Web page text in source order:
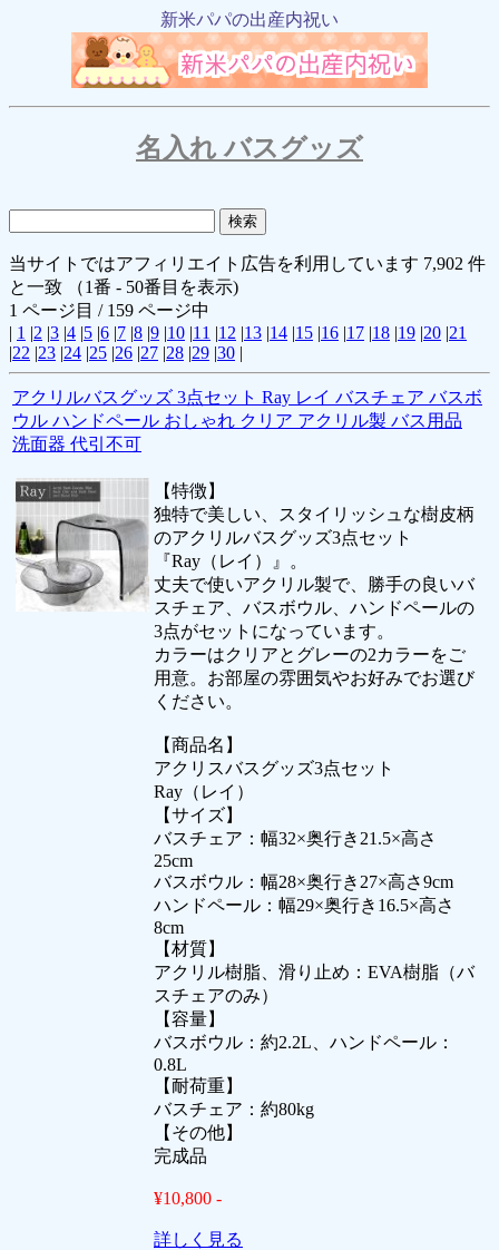
新米パパの出産内祝い
名入れ バスグッズ
当サイトではアフィリエイト広告を利用しています 7,902 件
と一致 （1番 - 50番目を表示)
1 ページ目 / 159 ページ中
| 1 |2 |3 |4 |5 |6 |7 |8 |9 |10 |11 |12 |13 |14 |15 |16 |17 |18 |19 |20 |21
|22 |23 |24 |25 |26 |27 |28 |29 |30 |
アクリルバスグッズ 3点セット Ray レイ バスチェア バスボ
ウル ハンドペール おしゃれ クリア アクリル製 バス用品
洗面器 代引不可
【特徴】
独特で美しい、スタイリッシュな樹皮柄
のアクリルバスグッズ3点セット
『Ray（レイ）』。
丈夫で使いアクリル製で、勝手の良いバ
スチェア、バスボウル、ハンドペールの
3点がセットになっています。
カラーはクリアとグレーの2カラーをご
用意。お部屋の雰囲気やお好みでお選び
ください。
【商品名】
アクリスバスグッズ3点セット
Ray（レイ）
【サイズ】
バスチェア：幅32×奥行き21.5×高さ
25cm
バスボウル：幅28×奥行き27×高さ9cm
ハンドペール：幅29×奥行き16.5×高さ
8cm
【材質】
アクリル樹脂、滑り止め：EVA樹脂（バ
スチェアのみ）
【容量】
バスボウル：約2.2L、ハンドペール：
0.8L
【耐荷重】
バスチェア：約80kg
【その他】
完成品
¥10,800 -
詳しく見る